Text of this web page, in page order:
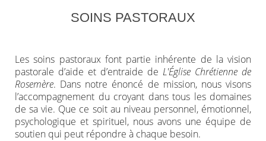
SOINS PASTORAUX
Les soins pastoraux font partie inhérente de la vision
pastorale d’aide et d’entraide de L'Église Chrétienne de
Rosemère. Dans notre énoncé de mission, nous visons
l’accompagnement du croyant dans tous les domaines
de sa vie. Que ce soit au niveau personnel, émotionnel,
psychologique et spirituel, nous avons une équipe de
soutien qui peut répondre à chaque besoin.